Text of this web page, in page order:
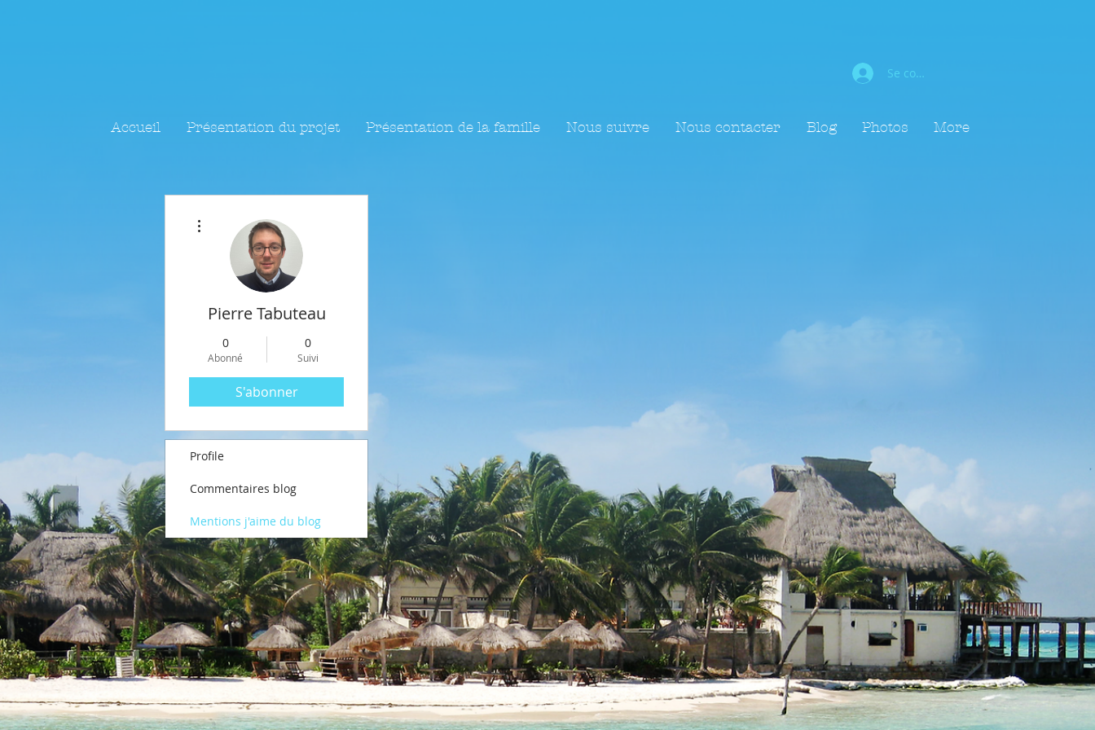
Se connecter
Accueil Présentation du projet Présentation de la famille Nous suivre Nous contacter Blog Photos More
Pierre Tabuteau
0
Abonné
0
Suivi
S'abonner
Profile
Commentaires blog
Mentions j'aime du blog